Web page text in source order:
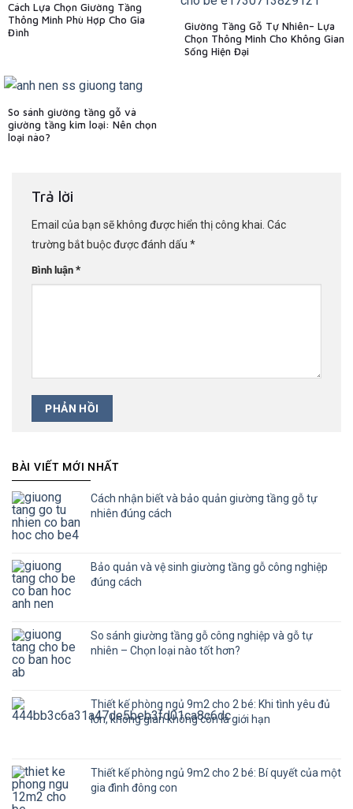
Cách Lựa Chọn Giường Tầng
Thông Minh Phù Hợp Cho Gia
Đình
Giường Tầng Gỗ Tự Nhiên– Lựa
Chọn Thông Minh Cho Không Gian
Sống Hiện Đại
So sánh giường tầng gỗ và
giường tầng kim loại: Nên chọn
loại nào?
Trả lời
Email của bạn sẽ không được hiển thị công khai. Các
trường bắt buộc được đánh dấu *
Bình luận *
BÀI VIẾT MỚI NHẤT
Cách nhận biết và bảo quản giường tầng gỗ tự
nhiên đúng cách
Bảo quản và vệ sinh giường tầng gỗ công nghiệp
đúng cách
So sánh giường tầng gỗ công nghiệp và gỗ tự
nhiên – Chọn loại nào tốt hơn?
Thiết kế phòng ngủ 9m2 cho 2 bé: Khi tình yêu đủ
lớn, không gian không còn là giới hạn
Thiết kế phòng ngủ 9m2 cho 2 bé: Bí quyết của một
gia đình đông con